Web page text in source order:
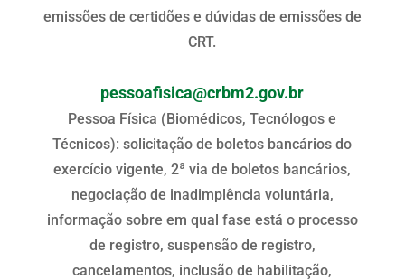
emissões de certidões e dúvidas de emissões de
CRT.
pessoafisica@crbm2.gov.br
Pessoa Física (Biomédicos, Tecnólogos e
Técnicos): solicitação de boletos bancários do
exercício vigente, 2ª via de boletos bancários,
negociação de inadimplência voluntária,
informação sobre em qual fase está o processo
de registro, suspensão de registro,
cancelamentos, inclusão de habilitação,